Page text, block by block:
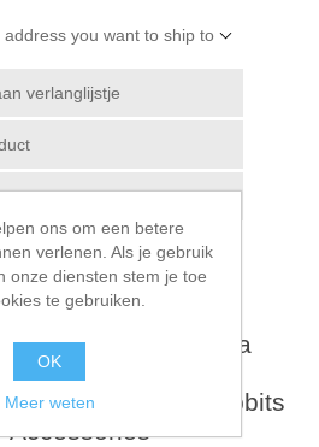
you want to ship to
verlanglijstje
- Lavinia
- LAV967
Leven met de Hobbits
Accessories
ons om een betere
verlenen. Als je gebruik
onze diensten stem je toe
te gebruiken.
OK
Meer weten